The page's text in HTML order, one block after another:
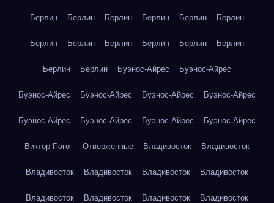
Берлин Берлин Берлин Берлин Берлин Берлин
Берлин Берлин Берлин Берлин Берлин Берлин
Берлин Берлин Буэнос-Айрес Буэнос-Айрес
Буэнос-Айрес Буэнос-Айрес Буэнос-Айрес Буэнос-Айрес
Буэнос-Айрес Буэнос-Айрес Буэнос-Айрес Буэнос-Айрес
Виктор Гюго — Отверженные Владивосток Владивосток
Владивосток Владивосток Владивосток Владивосток
Владивосток Владивосток Владивосток Владивосток